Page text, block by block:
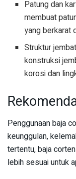
Patung dan
membuat
yang berkarat
Struktur
konstruksi
korosi dan
Penggunaan baja
keunggulan,
tertentu, baja
lebih sesuai untuk